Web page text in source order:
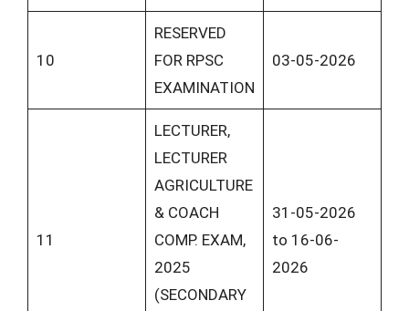
10
RESERVED
FOR RPSC
EXAMINATION
03-05-2026
11
LECTURER,
LECTURER
AGRICULTURE
& COACH
COMP. EXAM,
2025
(SECONDARY
31-05-2026
to 16-06-
2026